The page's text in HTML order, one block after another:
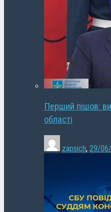
Перший пішов:
області
zapsich, 29/